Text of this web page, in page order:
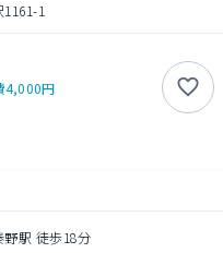
1
4,000円
駅 徒歩18分